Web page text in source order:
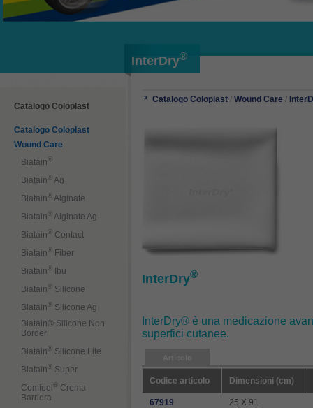
InterDry®
Catalogo Coloplast
Catalogo Coloplast
Wound Care
Biatain ®
Biatain ® Ag
Biatain ® Alginate
Biatain ® Alginate Ag
Biatain ® Contact
Biatain ®
Fiber
Biatain ®
Ibu
Biatain ® Silicone
Biatain ® Silicone Ag
Biatain® Silicone Non
Border
Biatain ® Silicone Lite
Biatain ® Super
Comfeel ® Crema
Barriera
Catalogo Coloplast / Wound Care /
InterDry®
InterDry® è una medicazione
superfici cutanee.
Codice articolo Dimensioni (cm)
67919
25 X 91